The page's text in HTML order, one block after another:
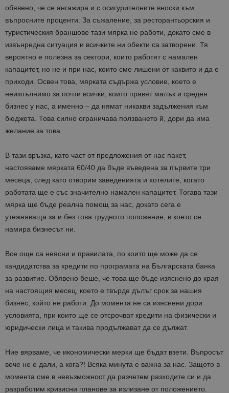
обявено, че се ангажира и с осигурителните вноски към
въпросните проценти. За съжаление, за ресторантьорския и
туристическия браншове тази мярка не работи, докато сме в
извънредна ситуация и всичките ни обекти са затворени. Тя
вероятно е полезна за сектори, които работят с намален
капацитет, но не и при нас, които сме лишени от каквито и да е
приходи. Освен това, мярката съдържа условие, което е
неизпълнимо за почти всички, които правят малък и среден
бизнес у нас, а именно – да нямат никакви задължения към
бюджета. Това силно ограничава ползването й, дори да има
желание за това.
В тази връзка, като част от предложения от нас пакет,
настояваме мярката 60/40 да бъде въведена за първите три
месеца, след като отворим заведенията и хотелите, когато
работата ще е със значително намален капацитет. Тогава тази
мярка ще бъде реална помощ за нас, докато сега е
утежняваща за и без това трудното положение, в което се
намира бизнесът ни.
Все още са неясни и правилата, по които ще може да се
кандидатства за кредити по програмата на Българската банка
за развитие. Обявено беше, че това ще бъде изяснено до края
на настоящия месец, което е твърде дълъг срок за нашия
бизнес, който не работи. До момента не са изяснени дори
условията, при които ще се отсрочват кредити на физически и
юридически лица и такива продължават да се дължат.
Ние вярваме, че икономически мерки ще бъдат взети. Въпросът
вече не е дали, а кога?! Всяка минута е важна за нас. Защото в
момента сме в невъзможност да разчетем разходите си и да
разработим кризисни планове за излизане от положението.